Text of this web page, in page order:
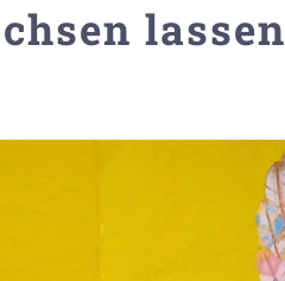
lassen